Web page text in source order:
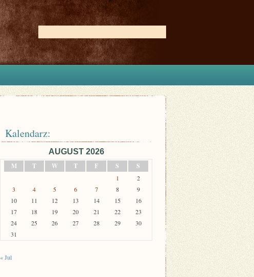
Kalendarz:
AUGUST 2026
M
T W T F S S
1
2
3
4 5 6 7 8
9
10
11 12 13 14 15
16
17
18 19 20 21 22
23
24
25 26 27 28 29
30
31
« Jul